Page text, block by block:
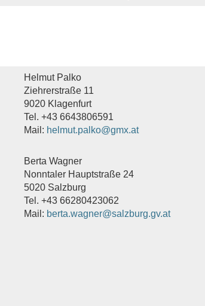
Helmut Palko
Ziehrerstraße 11
9020 Klagenfurt
Tel. +43 6643806591
Mail: helmut.palko@gmx.at
Berta Wagner
Nonntaler Hauptstraße 24
5020 Salzburg
Tel. +43 66280423062
Mail: berta.wagner@salzburg.gv.at